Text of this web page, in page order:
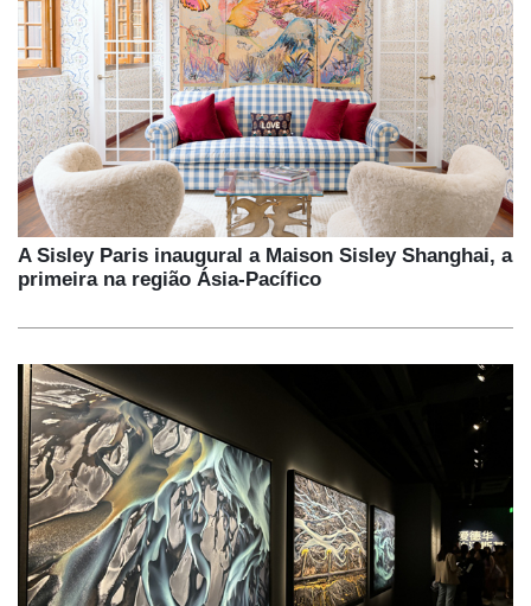
A Sisley Paris inaugural a Maison Sisley Shanghai, a
primeira na região Ásia-Pacífico